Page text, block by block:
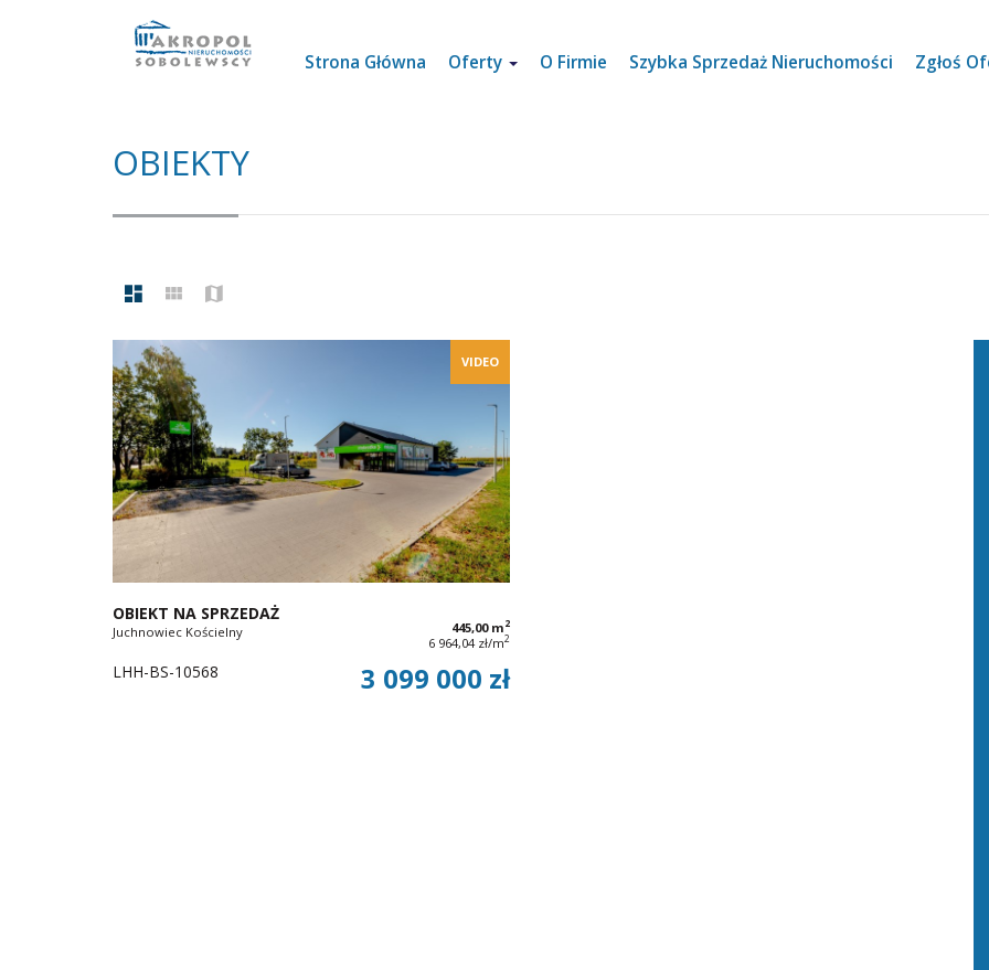
Strona Główna Oferty O Firmie Szybka Sprzedaż Nieruchomości Zgłoś
OBIEKTY
VIDEO
OBIEKT NA SPRZEDAŻ
Juchnowiec Kościelny 445,00 m2
6 964,04 zł/m2
LHH-BS-10568 3 099 000 zł